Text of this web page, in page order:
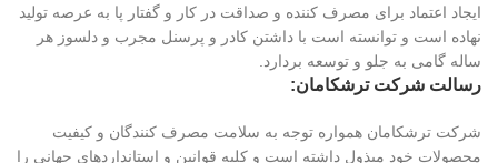
ایجاد اعتماد برای مصرف کننده و صداقت در کار و گفتار پا به عرصه تولید
نهاده است و توانسته است با داشتن کادر و پرسنل مجرب و دلسوز هر
ساله گامی به جلو و توسعه بردارد.
رسالت شرکت ترشکامان:
شرکت ترشکامان همواره توجه به سلامت مصرف کنندگان و کیفیت
محصولات خود مبذول داشته است و کلیه قوانین و استانداردهای جهانی را